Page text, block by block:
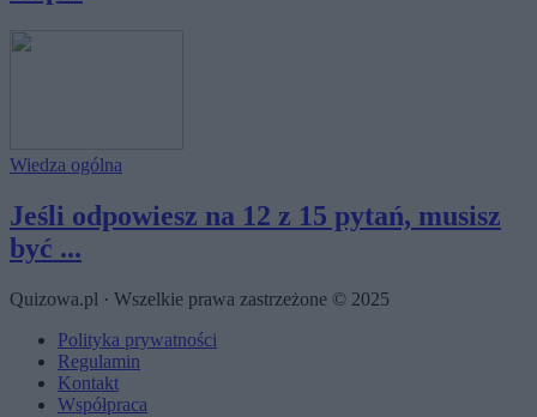
Wiedza ogólna
Jeśli odpowiesz na 12 z 15 pytań, musisz
być ...
Quizowa.pl · Wszelkie prawa zastrzeżone © 2025
Polityka prywatności
Regulamin
Kontakt
Współpraca